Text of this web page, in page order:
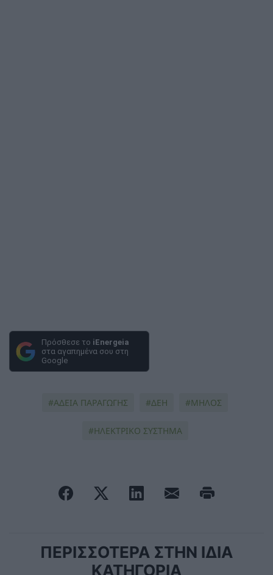
Πρόσθεσε το iEnergeia
στα αγαπημένα σου στη
Google
ΑΔΕΙΑ ΠΑΡΑΓΩΓΗΣ ΔΕΗ ΜΗΛΟΣ
ΗΛΕΚΤΡΙΚΟ ΣΥΣΤΗΜΑ
ΠΕΡΙΣΣΟΤΕΡΑ ΣΤΗΝ ΙΔΙΑ
ΚΑΤΗΓΟΡΙΑ